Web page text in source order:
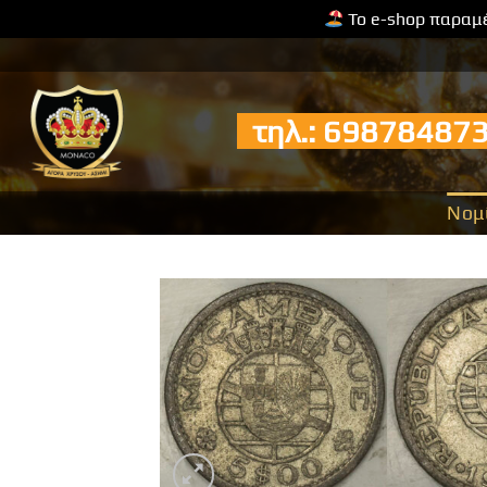
Το e-shop
στο
περιεχόμενο
τηλ.: